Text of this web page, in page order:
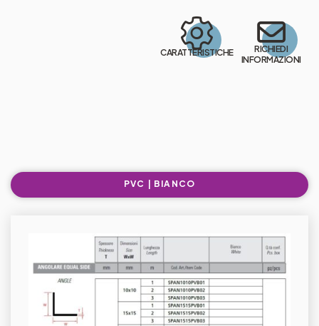
CARATTERISTICHE
RICHIEDI
INFORMAZIONI
PVC | BIANCO